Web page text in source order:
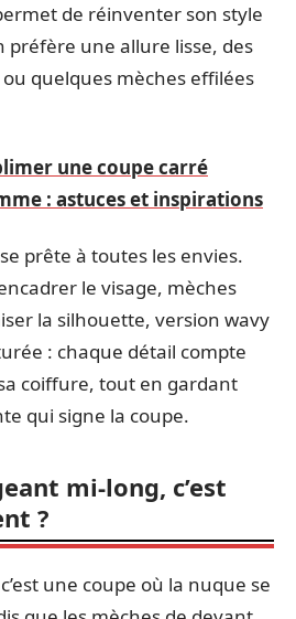
de réinventer son style
préfère une allure lisse, des
quelques mèches effilées
une coupe carré
: astuces et inspirations
prête à toutes les envies.
le visage, mèches
la silhouette, version wavy
: chaque détail compte
coiffure, tout en gardant
qui signe la coupe.
mi-long, c’est
?
une coupe où la nuque se